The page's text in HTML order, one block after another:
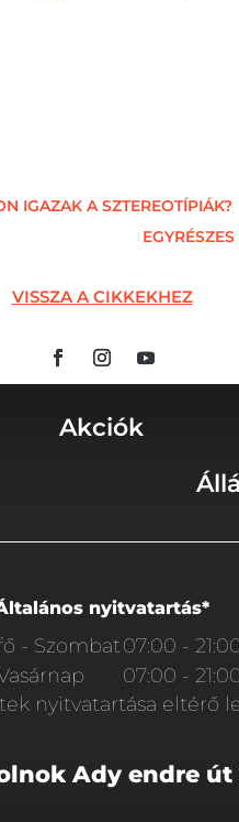
IGAZAK A SZTEREOTÍPIÁK?
VISSZA A CIKKEKHEZ
Akciók
nyitvatartás*
- Szombat07:00 -
07:00 -
nyitvatartása eltérő
Ady endre út